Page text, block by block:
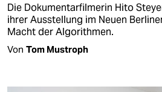
Die Dokumentarfilmerin Hito
ihrer Ausstellung im Neuen
Macht der Algorithmen.
Von Tom Mustroph